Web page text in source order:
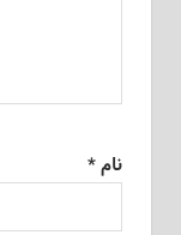
نام*